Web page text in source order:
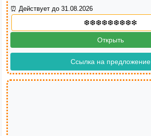
⏰ Действует до 31.08.2026
Открыть
Ссылка на предложение